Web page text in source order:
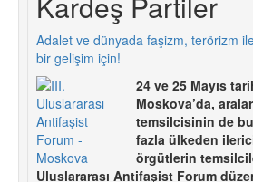
Adalet ve dünyada faşizm, terörizm ile
bir gelişim için!
24 ve 25 Mayıs
Moskova’da,
temsilcisinin de
fazla ülkeden
örgütlerin
Uluslararası Antifaşist Forum